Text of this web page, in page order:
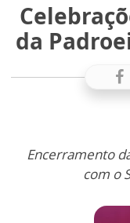
da
Encerramento
com o